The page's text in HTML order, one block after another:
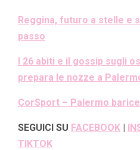
Reggina, futuro a stelle e
passo
I 26 abiti e il gossip sugli
prepara le nozze a
CorSport – Palermo
SEGUICI SU FACEBOOK |
TIKTOK